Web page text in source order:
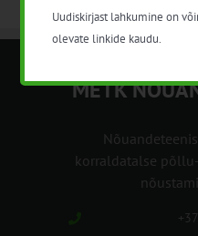
METK
korraldatalse
Uudiskirjast lahkumine on
olevate linkide kaudu.